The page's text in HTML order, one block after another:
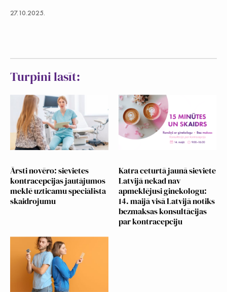
27.10.2025.
Turpini lasīt:
Ārsti novēro: sievietes
kontracepcijas jautājumos
meklē uzticamu speciālista
skaidrojumu
Katra ceturtā jaunā sieviete
Latvijā nekad nav
apmeklējusi ginekologu:
14. maijā visā Latvijā notiks
bezmaksas konsultācijas
par kontracepciju